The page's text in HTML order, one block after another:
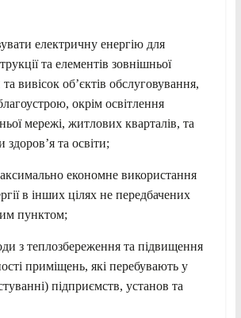
електричну енергію для
та елементів зовнішньої
вивісок об’єктів обслуговування,
окрім освітлення
мережі, житлових кварталів, та
здоров’я та освіти;
економне використання
в інших цілях не передбачених
пунктом;
з теплозбереження та підвищення
приміщень, які перебувають у
підприємств, установ та